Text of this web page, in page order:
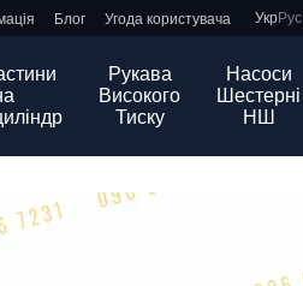
Блог Угода користувача УкрРус
Рукава
Високого
Тиску
Насоси
Шестерні
НШ